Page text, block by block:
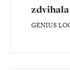
GENIUS